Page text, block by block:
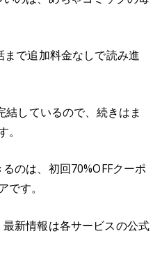
で追加料金なしで読み進
しているので、続きはま
のは、初回70%OFFクーポ
す。
新情報は各サービスの公式